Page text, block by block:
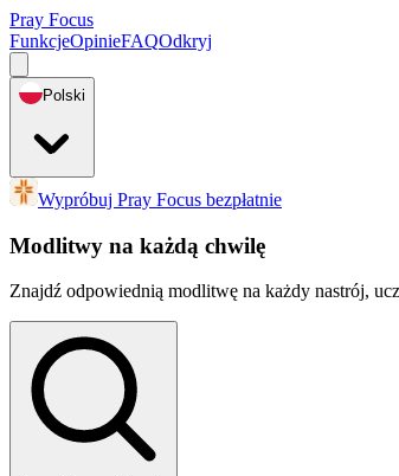
Pray Focus
FunkcjeOpinieFAQOdkryj
Polski
Wypróbuj Pray Focus bezpłatnie
Modlitwy na każdą chwilę
Znajdź odpowiednią modlitwę na każdy nastrój,